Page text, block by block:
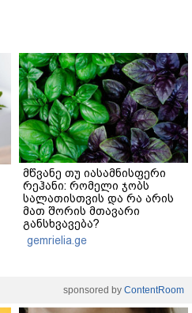
მწვანე თუ იასამნისფერი
რეჰანი: რომელი ჯობს
სალათისთვის და რა არის
მათ შორის მთავარი
განსხვავება?
gemrielia.ge
sponsored by ContentRoom